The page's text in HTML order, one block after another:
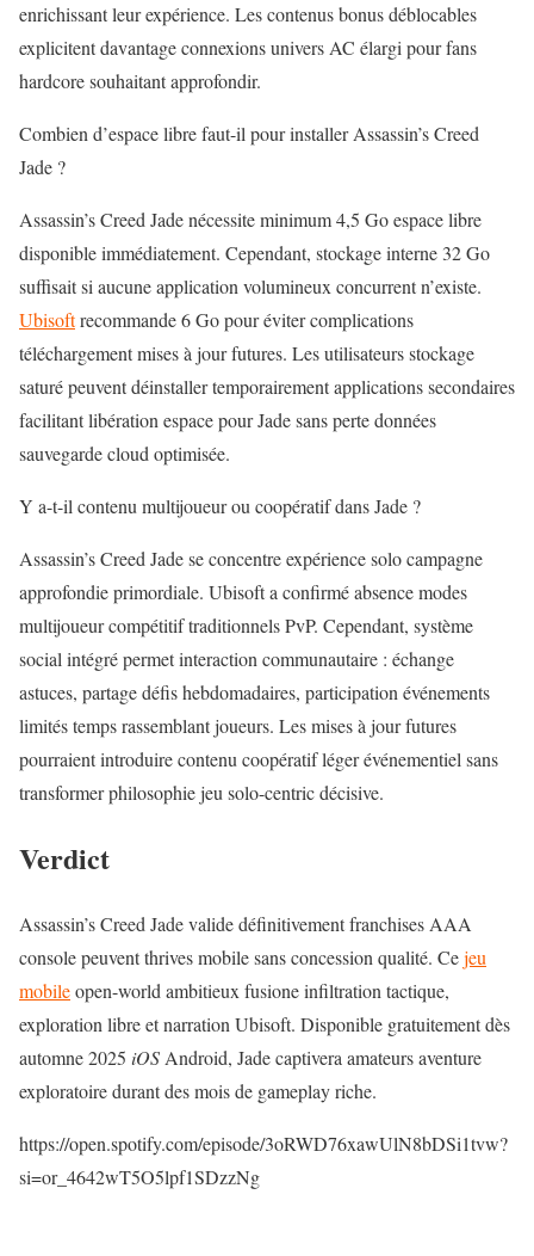
enrichissant leur expérience. Les contenus bonus déblocables
explicitent davantage connexions univers AC élargi pour fans
hardcore souhaitant approfondir.
Combien d’espace libre faut-il pour installer Assassin’s Creed
Jade ?
Assassin’s Creed Jade nécessite minimum 4,5 Go espace libre
disponible immédiatement. Cependant, stockage interne 32 Go
suffisait si aucune application volumineux concurrent n’existe.
Ubisoftrecommande 6 Go pour éviter complications
téléchargement mises à jour futures. Les utilisateurs stockage
saturé peuvent déinstaller temporairement applications secondaires
facilitant libération espace pour Jade sans perte données
sauvegarde cloud optimisée.
Y a-t-il contenu multijoueur ou coopératif dans Jade ?
Assassin’s Creed Jade se concentre expérience solo campagne
approfondie primordiale. Ubisoft a confirmé absencemodes
multijoueur compétitiftraditionnels PvP. Cependant, système
social intégré permet interaction communautaire : échange
astuces, partage défis hebdomadaires, participation événements
limités temps rassemblant joueurs. Les mises à jour futures
pourraient introduire contenu coopératif léger événementiel sans
transformer philosophie jeu solo-centric décisive.
Verdict
Assassin’s Creed Jade valide définitivement franchises AAA
console peuvent thrives mobile sans concession qualité. Cejeu
mobileopen-world ambitieux fusione infiltration tactique,
exploration libre et narration Ubisoft. Disponible gratuitement dès
automne 2025 iOS Android, Jade captivera amateurs aventure
exploratoire durant des mois de gameplay riche.
https://open.spotify.com/episode/3oRWD76xawUlN8bDSi1tvw?
si=or_4642wT5O5lpf1SDzzNg